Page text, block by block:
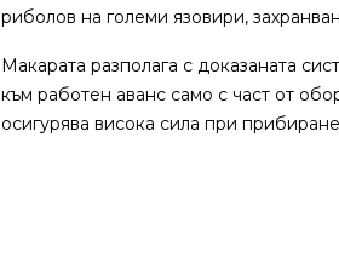
риболов на големи язовири,
Макарата разполага с доказаната
към работен аванс само с част от
осигурява висока сила при